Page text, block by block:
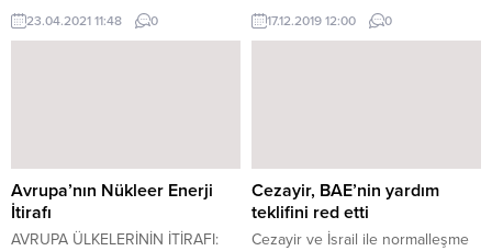
makamları, BM yetkililerinin
doğrudan bilgi almak amacıyla
Kamarasındaki oturumun
ardından milletvekilleri, Doğu
Türkistan’daki kitlesel insan
hakları ihlalleri ve insanlığa karşı...
23.04.2021 11:48 0
Abdullah Hamduk hükümetinin
ABD’nin terörist olarak
çıkarları her şeyin üstünde. Son
birkaç yıldır varlıklarını
gizlemişlerdi ancak herhangi bir
kimsenin...
17.12.2019 12:00 0
Avrupa’nın Nükleer Enerji
İtirafı
AVRUPA ÜLKELERİNİN İTİRAFI:
Cezayir, BAE’nin yardım
teklifini red etti
Cezayir ve İsrail ile normalleşme